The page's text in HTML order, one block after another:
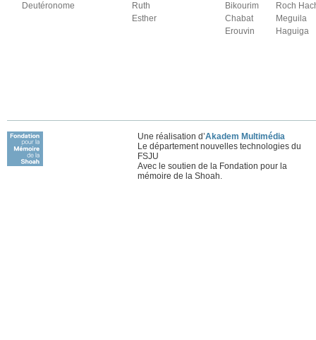
Deutéronome
Ruth
Esther
Bikourim
Chabat
Erouvin
Roch
Meguila
Haguiga
Une réalisation d’Akadem Multimédia
Le département nouvelles technologies du
FSJU
Avec le soutien de la Fondation pour la
mémoire de la Shoah.